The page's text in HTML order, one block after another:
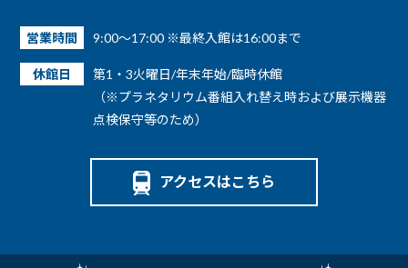
営業時間 9:00～17:00 ※最終入館は16:00まで
休館日
第1・3火曜日/年末年始/臨時休館
（※プラネタリウム番組入れ替え時および展示機器
点検保守等のため）
アクセスはこちら